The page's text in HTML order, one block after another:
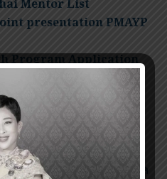
Mentor List
presentation PMAYP
Program Application
Mahidol Award
recipients 2014
ช ในงานแถลงข่าว ผลการ
นฯ 2559
ชย์การ ในงานแถลงข่าว ผล